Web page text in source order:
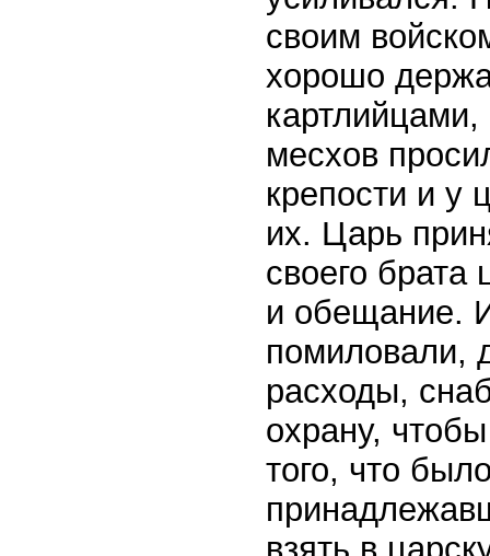
своим
хорошо
месхов
крепости и у
их. Царь
своего брата
и обещание.
помиловали,
расходы,
охрану,
того, что